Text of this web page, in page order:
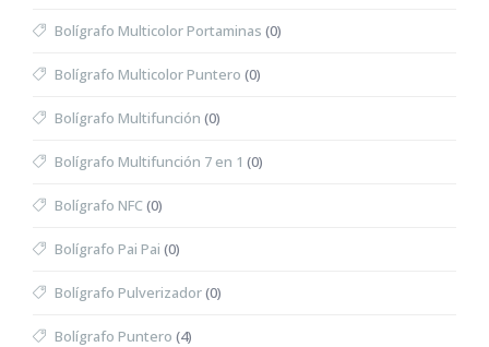
Bolígrafo Multicolor Portaminas (0)
Bolígrafo Multicolor Puntero (0)
Bolígrafo Multifunción (0)
Bolígrafo Multifunción 7 en 1 (0)
Bolígrafo NFC(0)
Bolígrafo Pai Pai (0)
Bolígrafo Pulverizador(0)
Bolígrafo Puntero (4)